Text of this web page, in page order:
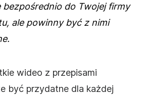
bezpośrednio do Twojejfirmy
ale powinny być z nimi
wideo z przepisami
być przydatne dla każdej